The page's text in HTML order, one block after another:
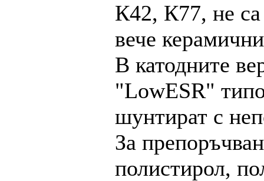
К42, К77, не
вече
В катодните
"LowESR"
шунтират с
За
полистирол,